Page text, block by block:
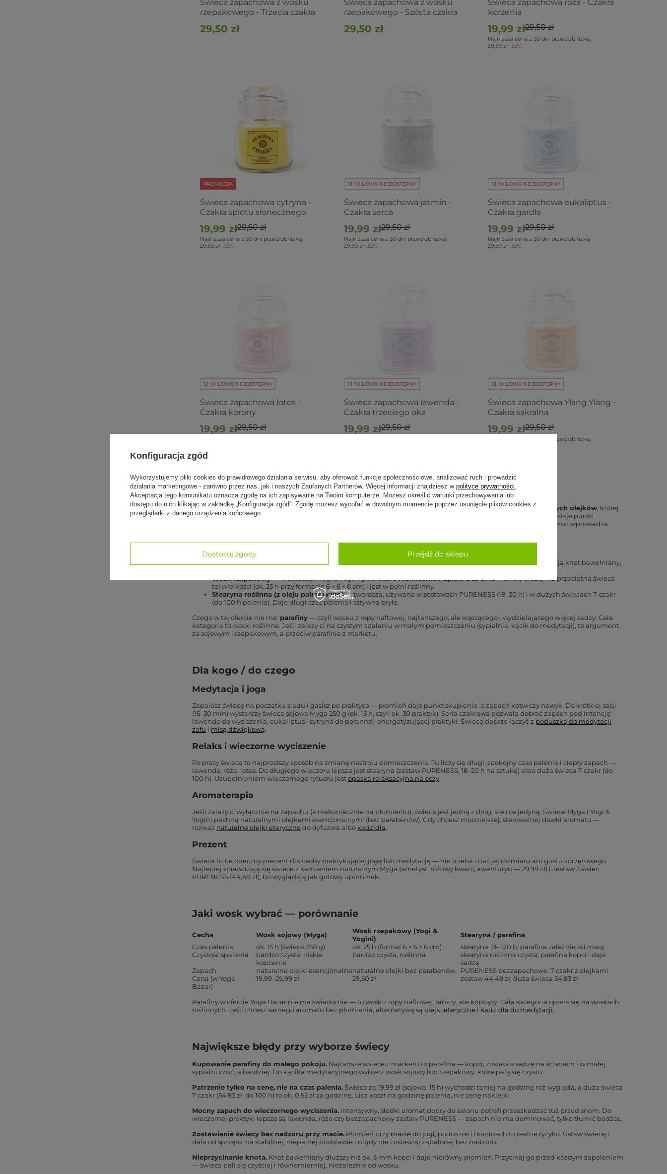
Świeca zapachowa z wosku
rzepakowego - Trzecia czakra
29,50 zł
Świeca zapachowa z wosku
rzepakowego - Szósta czakra
29,50 zł
Świeca zapachowa róża - Czakra
korzenia
19,99 zł29,50 zł
Najniższa cena z 30 dni przed obniżką:
29,50 zł -32%
PROMOCJA
Świeca zapachowa cytryna -
Czakra splotu słonecznego
19,99 zł29,50 zł
Najniższa cena z 30 dni przed obniżką:
29,50 zł -32%
CHWILOWO NIEDOSTĘPNY
Świeca zapachowa jaśmin -
Czakra serca
19,99 zł29,50 zł
Najniższa cena z 30 dni przed obniżką:
29,50 zł -32%
CHWILOWO NIEDOSTĘPNY
Świeca zapachowa eukaliptus -
Czakra gardła
19,99 zł29,50 zł
Najniższa cena z 30 dni przed obniżką:
29,50 zł -32%
CHWILOWO NIEDOSTĘPNY
Świeca zapachowa lotos -
Czakra korony
19,99 zł29,50 zł
CHWILOWO NIEDOSTĘPNY
Świeca zapachowa lawenda -
Czakra trzeciego oka
19,99 zł29,50 zł
CHWILOWO NIEDOSTĘPNY
Świeca zapachowa Ylang Ylang -
Czakra sakralna
19,99 zł29,50 zł
Najniższa cena z 30 dni przed obniżką:
Czym są świece zapachowe do medytacji i jaki wosk wybrać
Świeca zapachowa do medytacji to świeca zwoskiem o niskiej temperaturze topnienia i dodatkiem naturalnych olejków, której
zadaniem nie jest doświetlenie pokoju, tylko zbudowanie powtarzalnego sygnału „zaczynam praktykę". Płomień daje punkt
skupienia wzroku (w jodze nazywany trataka), a zapach uruchamia pamięć węchową — po kilku sesjach sam aromat wprowadza
— pali się czysto, w niskiej temperaturze, bez kopcenia. Świece Myga (np. seria czakrowa) mają knot bawełniany,
Wosk rzepakowy— w świecach Yogi & Yogini pochodzi zniemieckich upraw bez GMO. Pali się dłużej niż przeciętna świeca
tej wielkości (ok. 25 h przy formacie 6 × 6 × 6 cm) i jest w pełni roślinny.
Stearyna roślinna (z oleju palmowego)— twardsza, używana w zestawach PURENESS (18–20 h) i w dużych świecach 7 czakr
(do 100 h palenia). Daje długi czas palenia i sztywną bryłę.
Czego w tej ofercie nie ma: parafiny— czyli wosku z ropy naftowej, najtańszego, ale kopcącego i wydzielającego więcej sadzy. Cała
kategoria to woski roślinne. Jeśli zależy ci na czystym spalaniu w małym pomieszczeniu (sypialnia, kącik do medytacji), to argument
za sojowym i rzepakowym, a przeciw parafinie z marketu.
Dla kogo / do czego
Medytacja i joga
Zapalasz świecę na początku siadu i gasisz po praktyce — płomień daje punkt skupienia, a zapach kotwiczy nawyk. Do krótkiej sesji
(15–30 min) wystarczy świeca sojowa Myga 250 g (ok. 15 h, czyli ok. 30 praktyk). Seria czakrowa pozwala dobrać zapach pod intencję:
lawenda do wyciszenia, eukaliptus i cytryna do porannej, energetyzującej praktyki. Świecę dobrze łączyć z poduszką do medytacji
zafu i misą dźwiękową.
Relaks i wieczorne wyciszenie
Po pracy świeca to najprostszy sposób na zmianę nastroju pomieszczenia. Tu liczy się długi, spokojny czas palenia i ciepły zapach —
lawenda, róża, lotos. Do długiego wieczoru lepsza jest stearyna (zestaw PURENESS, 18–20 h na sztukę) albo duża świeca 7 czakr (do
100 h). Uzupełnieniem wieczornego rytuału jestopaska relaksacyjna na oczy.
Aromaterapia
Jeśli zależy ci wyłącznie na zapachu (a niekoniecznie na płomieniu), świeca jest jedną z dróg, ale nie jedyną. Świece Myga i Yogi &
Yogini pachną naturalnymi olejkami esencjonalnymi (bez parabenów). Gdy chcesz mocniejszej, sterowalnej dawki aromatu —
rozważ naturalne olejki eterycznedo dyfuzora albo kadzidła.
Prezent
Świeca to bezpieczny prezent dla osoby praktykującej jogę lub medytację — nie trzeba znać jej rozmiaru ani gustu sprzętowego.
Najlepiej sprawdzają się świece z kamieniem naturalnym Myga (ametyst, różowy kwarc, awenturyn — 29,99 zł) i zestaw 3 świec
PURENESS (44,49 zł), bo wyglądają jak gotowy upominek.
Jaki wosk wybrać — porównanie
Cecha Wosk sojowy (Myga)
Wosk rzepakowy (Yogi &
Yogini)
Stearyna / parafina
Czas palenia
ok. 15 h (świeca 250 g) ok. 25 h (format 6 × 6 × 6 cm)
stearyna 18–100 h; parafina zależnie od masy
Czystość spalania
bardzo czysta, niskie
kopcenie
bardzo czysta, roślinna
stearyna roślinna czysta; parafina kopci i daje
sadzę
Zapach
naturalne olejki esencjonalnenaturalne olejki bez parabenów
PURENESS bezzapachowe; 7 czakr z olejkami
Cena (w Yoga
Bazar)
19,99–29,99 zł 29,50 zł zestaw 44,49 zł; duża świeca 54,83 zł
Parafiny w ofercie Yoga Bazar nie ma świadomie — to wosk z ropy naftowej, tańszy, ale kopcący. Cała kategoria opiera się na woskach
roślinnych. Jeśli chcesz samego aromatu bez płomienia, alternatywą są olejki eteryczne i kadzidła do medytacji.
Największe błędy przy wyborze świecy
Kupowanie parafiny do małego pokoju. Najtańsze świece z marketu to parafina — kopci, zostawia sadzę na ścianach i w małej
sypialni czuć ją bardziej. Do kącika medytacyjnego wybierz wosk sojowy lub rzepakowy, które palą się czysto.
Patrzenie tylko na cenę, nie na czas palenia. Świeca za 19,99 zł (sojowa, 15 h) wychodzi taniej na godzinę niż wygląda, a duża świeca
7 czakr (54,83 zł, do 100 h) to ok. 0,55 zł za godzinę. Licz koszt na godzinę palenia, nie cenę naklejki.
Mocny zapach do wieczornego wyciszenia. Intensywny, słodki aromat dobry do salonu potrafi przeszkadzać tuż przed snem. Do
wieczornej praktyki lepsze są lawenda, róża czy bezzapachowy zestaw PURENESS — zapach nie ma dominować, tylko tłumić bodźce.
Zostawianie świecy bez nadzoru przy macie. Płomień przy macie do jogi, poduszce i tkaninach to realne ryzyko. Ustaw świecę z
dala od sprzętu, na stabilnej, niepalnej podstawie i nigdy nie zostawiaj zapalonej bez nadzoru.
Nieprzycinanie knota. Knot bawełniany dłuższy niż ok. 5 mm kopci i daje nierówny płomień. Przycinaj go przed każdym zapaleniem
— świeca pali się czyściej i równomierniej, niezależnie od wosku.
Konfiguracja zgód
Wykorzystujemy pliki cookies do prawidłowego działania serwisu, aby oferować funkcje społecznościowe, analizować ruch i prowadzić
działania marketingowe - zarówno przez nas, jak i naszych Zaufanych Partnerów. Więcej informacji znajdziesz w polityce prywatności.
Akceptacja tego komunikatu oznacza zgodę na ich zapisywanie na Twoim komputerze. Możesz określić warunki przechowywania lub
dostępu do nich klikając w zakładkę „Konfiguracja zgód”. Zgodę możesz wycofać w dowolnym momencie poprzez usunięcie plików cookies z
przeglądarki z danego urządzenia końcowego.
Dostosuj zgody Przejdź do sklepu